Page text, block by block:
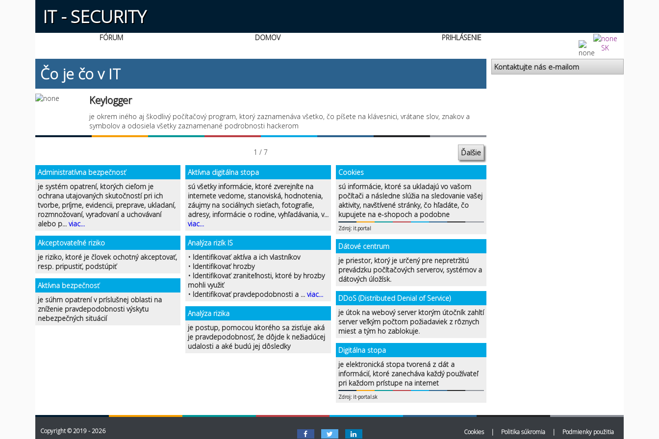
IT - SECURITY
FÓRUM DOMOV
PRIHLÁSENIE
SK
Čo je čo v IT
Keylogger
je okrem iného aj škodlivý počítačový program, ktorý zaznamenáva všetko, čo píšete na klávesnici, vrátane slov, znakov a
symbolov a odosiela všetky zaznamenané podrobnosti hackerom
1 / 7 Ďalšie
Administratívna bezpečnosť
je systém opatrení, ktorých cieľom je
ochrana utajovaných skutočností pri ich
tvorbe, príjme, evidencii, preprave, ukladaní,
rozmnožovaní, vyraďovaní a uchovávaní
alebo p... viac...
Akceptovateľné riziko
je riziko, ktoré je človek ochotný akceptovať,
resp. pripustiť, podstúpiť
Aktívna bezpečnosť
je súhrn opatrení v príslušnej oblasti na
zníženie pravdepodobnosti výskytu
nebezpečných situácií
Aktívna digitálna stopa
sú všetky informácie, ktoré zverejníte na
internete vedome, stanoviská, hodnotenia,
záujmy na sociálnych sieťach, fotografie,
adresy, informácie o rodine, vyhľadávania, v...
viac...
Analýza rizík IS
• Identifikovať aktíva a ich vlastníkov
• Identifikovať hrozby
• Identifikovať zraniteľnosti, ktoré by hrozby
mohli využiť
• Identifikovať pravdepodobnosti a ... viac...
Analýza rizika
je postup, pomocou ktorého sa zisťuje aká
je pravdepodobnosť, že dôjde k nežiadúcej
udalosti a aké budú jej dôsledky
Cookies
sú informácie, ktoré sa ukladajú vo vašom
počítači a následne slúžia na sledovanie vašej
aktivity, navštívené stránky, čo hľadáte, čo
kupujete na e-shopoch a podobne
Zdroj: it.portal
Dátové centrum
je priestor, ktorý je určený pre nepretržitú
prevádzku počítačových serverov, systémov a
dátových úložísk.
DDoS (Distributed Denial of Service)
je útok na webový server ktorým útočník zahltí
server veľkým počtom požiadaviek z rôznych
miest a tým ho zablokuje.
Digitálna stopa
je elektronická stopa tvorená z dát a
informácií, ktoré zanecháva každý používateľ
pri každom prístupe na internet
Zdroj: it-portal.sk
Kontaktujte nás e-mailom
Copyright © 2019 - 2026 Cookies | Politika súkromia | Podmienky použitia